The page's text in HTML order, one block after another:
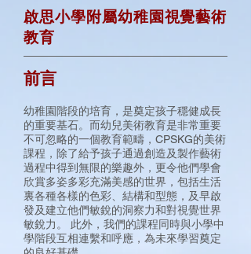
啟思小學附屬幼稚園視覺藝術
教育
前言
幼稚園階段的培育，是奠定孩子穩健成長
的重要基石。而幼兒美術教育是非常重要
不可忽略的一個教育範疇，CPSKG的美術
課程，除了給予孩子通過創造及製作藝術
過程中得到無限的樂趣外，更令他們學會
欣賞多姿多彩充滿美感的世界，包括生活
裏各種各樣的色彩、結構和型態，及早啟
發及建立他們敏銳的洞察力和對視覺世界
敏銳力。 此外，我們的課程同時與小學中
學階段互相連繫和呼應，為未來學習奠定